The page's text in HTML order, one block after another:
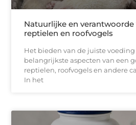
Natuurlijke en
reptielen en roofvogels
Het bieden van de juiste voeding
belangrijkste aspecten van een
reptielen, roofvogels en andere
In het